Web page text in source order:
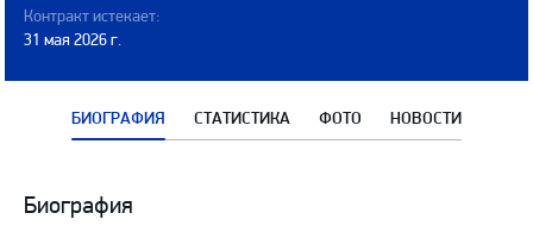
Контракт истекает:
31 мая 2026 г.
БИОГРАФИЯ СТАТИСТИКА ФОТО НОВОСТИ
Биография
Биография